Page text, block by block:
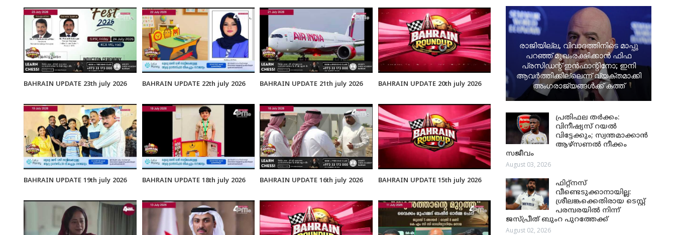
BAHRAIN UPDATE 23th july 2026 BAHRAIN UPDATE 22th july 2026 BAHRAIN UPDATE 21th july 2026 BAHRAIN UPDATE 20th july 2026
BAHRAIN UPDATE 19th july 2026 BAHRAIN UPDATE 18th july 2026 BAHRAIN UPDATE 16th july 2026 BAHRAIN UPDATE 15th july 2026
രാജിയില്ല, വിവാദത്തിനിടെ മാപ്പു
പറഞ്ഞ് മുഖംരക്ഷിക്കാൻ ഫിഫ
പ്രസിഡന്റ് ഇൻഫാന്റിനോ; ഇനി
ആവർത്തിക്കില്ലെന്ന് വ്യക്തമാക്കി
അംഗരാജ്യങ്ങൾക്ക് കത്ത്
പ്രതിഫല തർക്കം:
വിനീഷ്യസ് റയൽ
വിട്ടേക്കും; സ്വന്തമാക്കാൻ
ആഴ്സണൽ നീക്കം
സജീവം
August 03, 2026
ഫിറ്റ്നസ്
വീണ്ടെടുക്കാനായില്ല:
ശ്രീലങ്കക്കെതിരായ ടെസ്റ്റ്
പരമ്പരയിൽ നിന്ന്
ജസ്പ്രീത് ബുംറ പുറത്തേക്ക്
August 02, 2026